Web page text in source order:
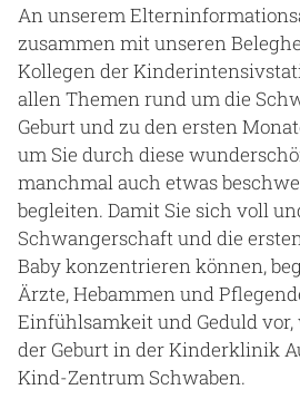
Zuweisende
Gesundheit & Medizin
Über uns
Beruf & Karriere
Anreise
An unserem
zusammen mit unseren
Kollegen der
allen Themen rund um die
Geburt und zu den ersten
um Sie durch diese
manchmal auch etwas
begleiten. Damit Sie sich voll
Schwangerschaft und die
Baby konzentrieren können,
Ärzte, Hebammen und
Einfühlsamkeit und Geduld
der Geburt in der Kinderklinik
Kind-Zentrum Schwaben.